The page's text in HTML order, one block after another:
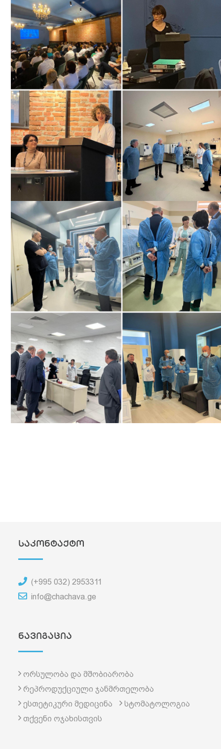
საკონტაქტო
(+995 032) 2953311
info@chachava.ge
ნავიგაცია
ორსულობა და მშობიარობა
რეპროდუქციული ჯანმრთელობა
ესთეტიკური მედიცინა
სტომატოლოგია
თქვენი ოჯახისთვის